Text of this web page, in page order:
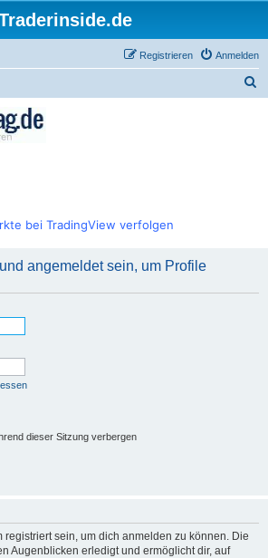
Anmelden
Registrieren
bei TradingView verfolgen
angemeldet sein, um Profile
dieser Sitzung verbergen
registriert sein, um dich anmelden zu können. Die
Augenblicken erledigt und ermöglicht dir, auf